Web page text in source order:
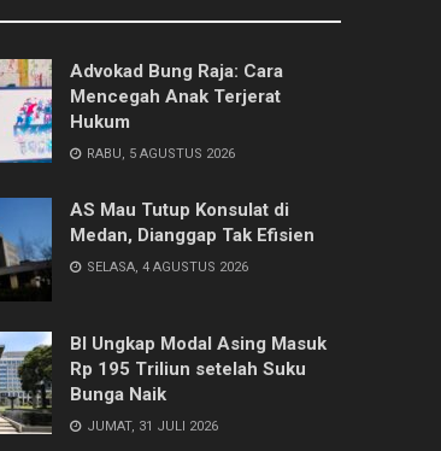
Advokad Bung Raja: Cara
Mencegah Anak Terjerat
Hukum
RABU, 5 AGUSTUS 2026
AS Mau Tutup Konsulat di
Medan, Dianggap Tak Efisien
SELASA, 4 AGUSTUS 2026
BI Ungkap Modal Asing Masuk
Rp 195 Triliun setelah Suku
Bunga Naik
JUMAT, 31 JULI 2026